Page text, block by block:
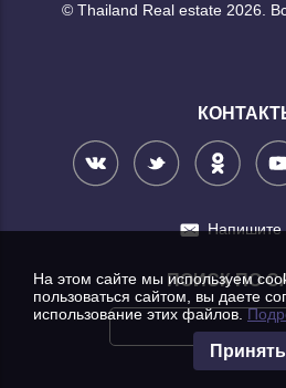
© Thailand Real estate 2026.
Напишите
ПОИСК ПО
На этом сайте мы используем
пользоваться сайтом, вы даете
использование этих файлов.
Принять